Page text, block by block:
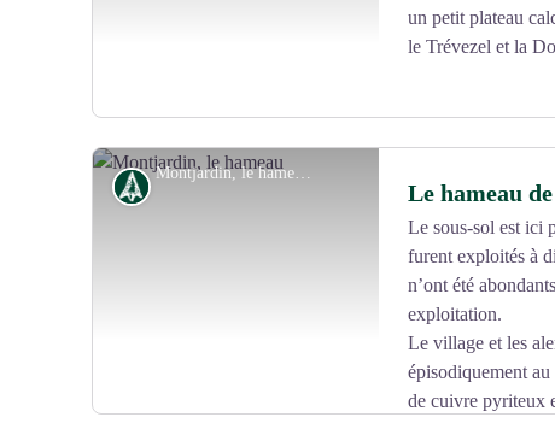
Voir l'image en plein écran
un petit plateau
le Trévezel et la
Montjardin, le hameau - Béatrice Galzin
Histoire Le hameau
Le sous-sol est ici
furent exploités à
n’ont été
exploitation.
Le village et les
épisodiquement
de cuivre pyriteux